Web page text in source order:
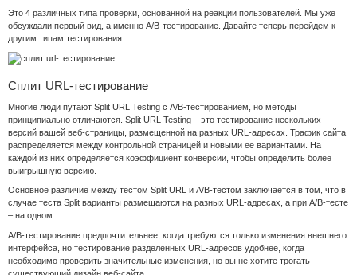
Это 4 различных типа проверки, основанной на реакции пользователей. Мы уже
обсуждали первый вид, а именно A/B-тестирование. Давайте теперь перейдем к
другим типам тестирования.
Сплит URL-тестирование
Многие люди путают Split URL Testing с A/B-тестированием, но методы
принципиально отличаются. Split URL Testing – это тестирование нескольких
версий вашей веб-страницы, размещенной на разных URL-адресах. Трафик сайта
распределяется между контрольной страницей и новыми ее вариантами. На
каждой из них определяется коэффициент конверсии, чтобы определить более
выигрышную версию.
Основное различие между тестом Split URL и A/B-тестом заключается в том, что в
случае теста Split варианты размещаются на разных URL-адресах, а при A/B-тесте
– на одном.
A/B-тестирование предпочтительнее, когда требуются только изменения внешнего
интерфейса, но тестирование разделенных URL-адресов удобнее, когда
необходимо проверить значительные изменения, но вы не хотите трогать